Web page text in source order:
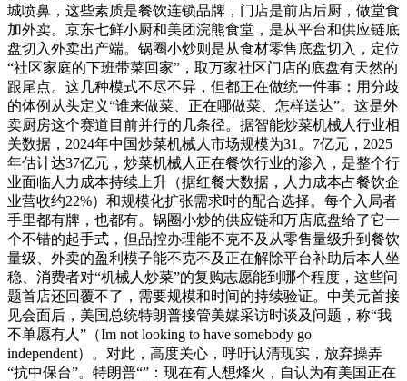
城喷鼻，这些素质是餐饮连锁品牌，门店是前店后厨，做堂食
加外卖。京东七鲜小厨和美团浣熊食堂，是从平台和供应链底
盘切入外卖出产端。锅圈小炒则是从食材零售底盘切入，定位
“社区家庭的下班带菜回家”，取万家社区门店的底盘有天然的
跟尾点。这几种模式不尽不异，但都正在做统一件事：用分歧
的体例从头定义“谁来做菜、正在哪做菜、怎样送达”。这是外
卖厨房这个赛道目前并行的几条径。据智能炒菜机械人行业相
关数据，2024年中国炒菜机械人市场规模为31。7亿元，2025
年估计达37亿元，炒菜机械人正在餐饮行业的渗入，是整个行
业面临人力成本持续上升（据红餐大数据，人力成本占餐饮企
业营收约22%）和规模化扩张需求时的配合选择。每个入局者
手里都有牌，也都有。锅圈小炒的供应链和万店底盘给了它一
个不错的起手式，但品控办理能不克不及从零售量级升到餐饮
量级、外卖的盈利模子能不克不及正在解除平台补助后本人坐
稳、消费者对“机械人炒菜”的复购志愿能到哪个程度，这些问
题首店还回覆不了，需要规模和时间的持续验证。中美元首接
见会面后，美国总统特朗普接管美媒采访时谈及问题，称“我
不单愿有人”（Im not looking to have somebody go
independent）。对此，高度关心，呼吁认清现实，放弃操弄
“抗中保台”。特朗普“”：现在有人想烽火，自认为有美国正在